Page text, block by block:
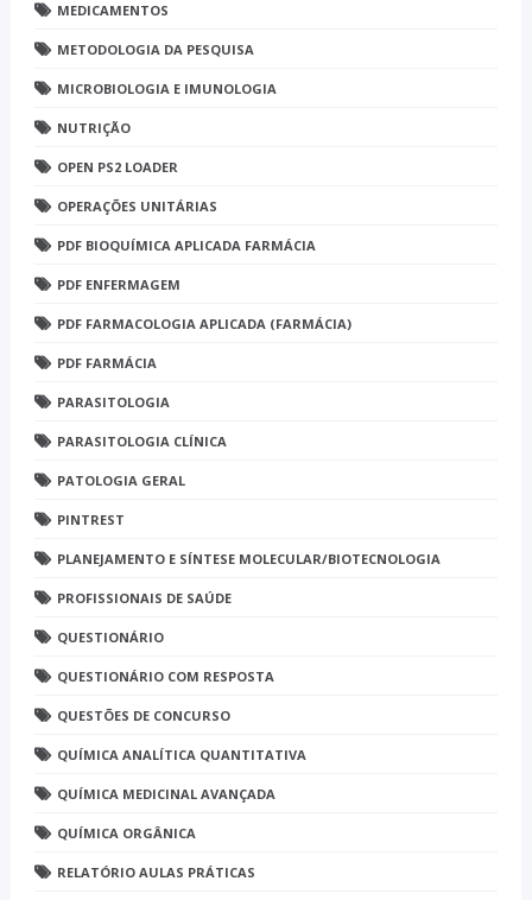
MEDICAMENTOS
METODOLOGIA DA PESQUISA
MICROBIOLOGIA E IMUNOLOGIA
NUTRIÇÃO
OPEN PS2 LOADER
OPERAÇÕES UNITÁRIAS
PDF BIOQUÍMICA APLICADA FARMÁCIA
PDF ENFERMAGEM
PDF FARMACOLOGIA APLICADA (FARMÁCIA)
PDF FARMÁCIA
PARASITOLOGIA
PARASITOLOGIA CLÍNICA
PATOLOGIA GERAL
PINTREST
PLANEJAMENTO E SÍNTESE MOLECULAR/BIOTECNOLOGIA
PROFISSIONAIS DE SAÚDE
QUESTIONÁRIO
QUESTIONÁRIO COM RESPOSTA
QUESTÕES DE CONCURSO
QUÍMICA ANALÍTICA QUANTITATIVA
QUÍMICA MEDICINAL AVANÇADA
QUÍMICA ORGÂNICA
RELATÓRIO AULAS PRÁTICAS